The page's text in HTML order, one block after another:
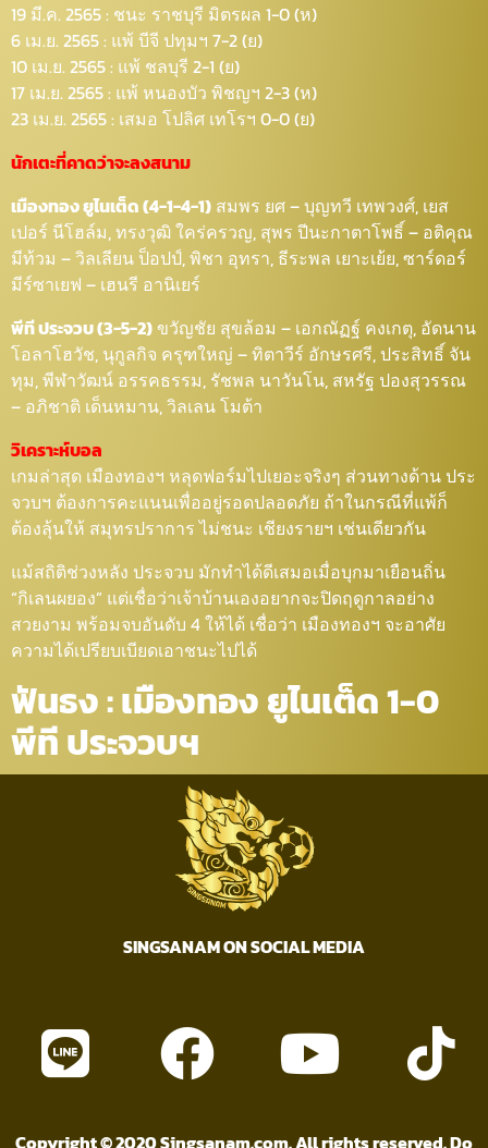
19 มี.ค. 2565 : ชนะ ราชบุรี มิตรผล 1-0 (ห)
6 เม.ย. 2565 : แพ้ บีจี ปทุมฯ 7-2 (ย)
10 เม.ย. 2565 : แพ้ ชลบุรี 2-1 (ย)
17 เม.ย. 2565 : แพ้ หนองบัว พิชญฯ 2-3 (ห)
23 เม.ย. 2565 : เสมอ โปลิศ เทโรฯ 0-0 (ย)
นักเตะที่คาดว่าจะลงสนาม
เมืองทอง ยูไนเต็ด (4-1-4-1) สมพร ยศ – บุญทวี เทพวงศ์, เยส
เปอร์ นีโฮล์ม, ทรงวุฒิ ใคร่ครวญ, สุพร ปีนะกาตาโพธิ์ – อติคุณ
มีท้วม – วิลเลียน ป็อปป์, พิชา อุทรา, ธีระพล เยาะเย้ย, ซาร์ดอร์
มีร์ซาเยฟ – เฮนรี อานิเยร์
พีที ประจวบ (3-5-2) ขวัญชัย สุขล้อม – เอกณัฏฐ์ คงเกตุ, อัดนาน
โอลาโฮวัช, นุกูลกิจ ครุฑใหญ่ – ทิตาวีร์ อักษรศรี, ประสิทธิ์ จัน
ทุม, พีฬาวัฒน์ อรรคธรรม, รัชพล นาวันโน, สหรัฐ ปองสุวรรณ
– อภิชาติ เด็นหมาน, วิลเลน โมต้า
วิเคราะห์บอล
เกมล่าสุด เมืองทองฯ หลุดฟอร์มไปเยอะจริงๆ ส่วนทางด้าน ประ
จวบฯ ต้องการคะแนนเพื่ออยู่รอดปลอดภัย ถ้าในกรณีที่แพ้ก็
ต้องลุ้นให้ สมุทรปราการ ไม่ชนะ เชียงรายฯ เช่นเดียวกัน
แม้สถิติช่วงหลัง ประจวบ มักทำได้ดีเสมอเมื่อบุกมาเยือนถิ่น
“กิเลนผยอง” แต่เชื่อว่าเจ้าบ้านเองอยากจะปิดฤดูกาลอย่าง
สวยงาม พร้อมจบอันดับ 4 ให้ได้ เชื่อว่า เมืองทองฯ จะอาศัย
ความได้เปรียบเบียดเอาชนะไปได้
ฟันธง : เมืองทอง ยูไนเต็ด 1-0
พีที ประจวบฯ
SINGSANAM ON SOCIAL MEDIA